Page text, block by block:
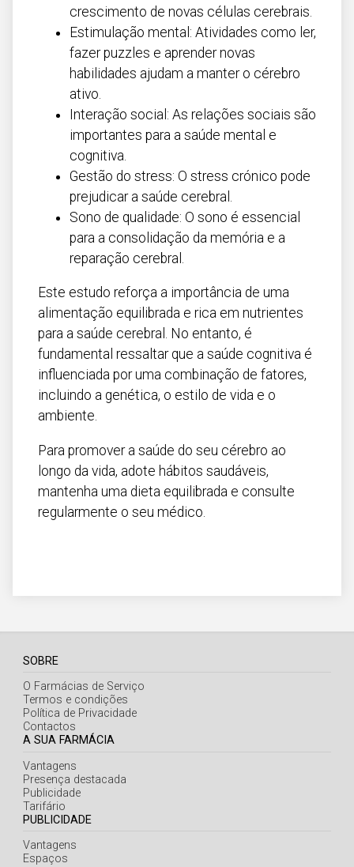
crescimento de novas células cerebrais.
Estimulação mental: Atividades como ler,
fazer puzzles e aprender novas
habilidades ajudam a manter o cérebro
ativo.
Interação social: As relações sociais são
importantes para a saúde mental e
cognitiva.
Gestão do stress: O stress crónico pode
prejudicar a saúde cerebral.
Sono de qualidade: O sono é essencial
para a consolidação da memória e a
reparação cerebral.
Este estudo reforça a importância de uma
alimentação equilibrada e rica em nutrientes
para a saúde cerebral. No entanto, é
fundamental ressaltar que a saúde cognitiva é
influenciada por uma combinação de fatores,
incluindo a genética, o estilo de vida e o
ambiente.
Para promover a saúde do seu cérebro ao
longo da vida, adote hábitos saudáveis,
mantenha uma dieta equilibrada e consulte
regularmente o seu médico.
SOBRE
O Farmácias de Serviço
Termos e condições
Política de Privacidade
Contactos
A SUA FARMÁCIA
Vantagens
Presença destacada
Publicidade
Tarifário
PUBLICIDADE
Vantagens
Espaços